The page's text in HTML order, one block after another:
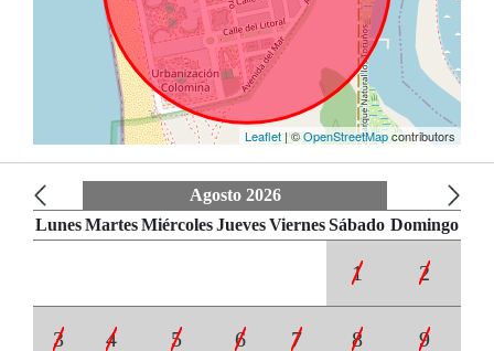
Leaflet| ©OpenStreetMapcontributors
Agosto 2026
Lunes Martes Miércoles Jueves Viernes Sábado Domingo
1 2
3 4 5 6 7 8 9